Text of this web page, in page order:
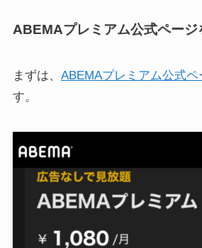
ABEMAプレミアム公式ページ
まずは、 ABEMAプレミアム公式ペ
す。